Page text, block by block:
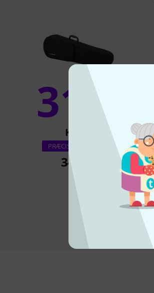
31%
KØBT
PRÆCIS DENNE VARE
341 kr